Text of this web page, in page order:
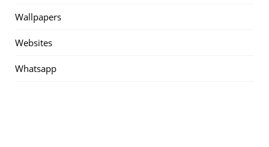
Wallpapers
Websites
Whatsapp